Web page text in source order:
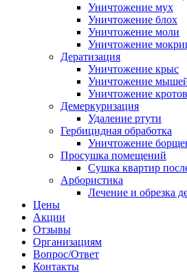
Уничтожение мух
Уничтожение блох
Уничтожение моли
Уничтожение
Дератизация
Уничтожение крыс
Уничтожение
Уничтожение кротов
Демеркуризация
Удаление ртути
Гербицидная обработка
Уничтожение
Просушка помещений
Сушка квартир
Арбористика
Лечение и обрезка
Цены
Акции
Отзывы
Организациям
Вопрос/Ответ
Контакты